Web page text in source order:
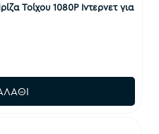
Τοίχου 1080P Ιντερνετ για